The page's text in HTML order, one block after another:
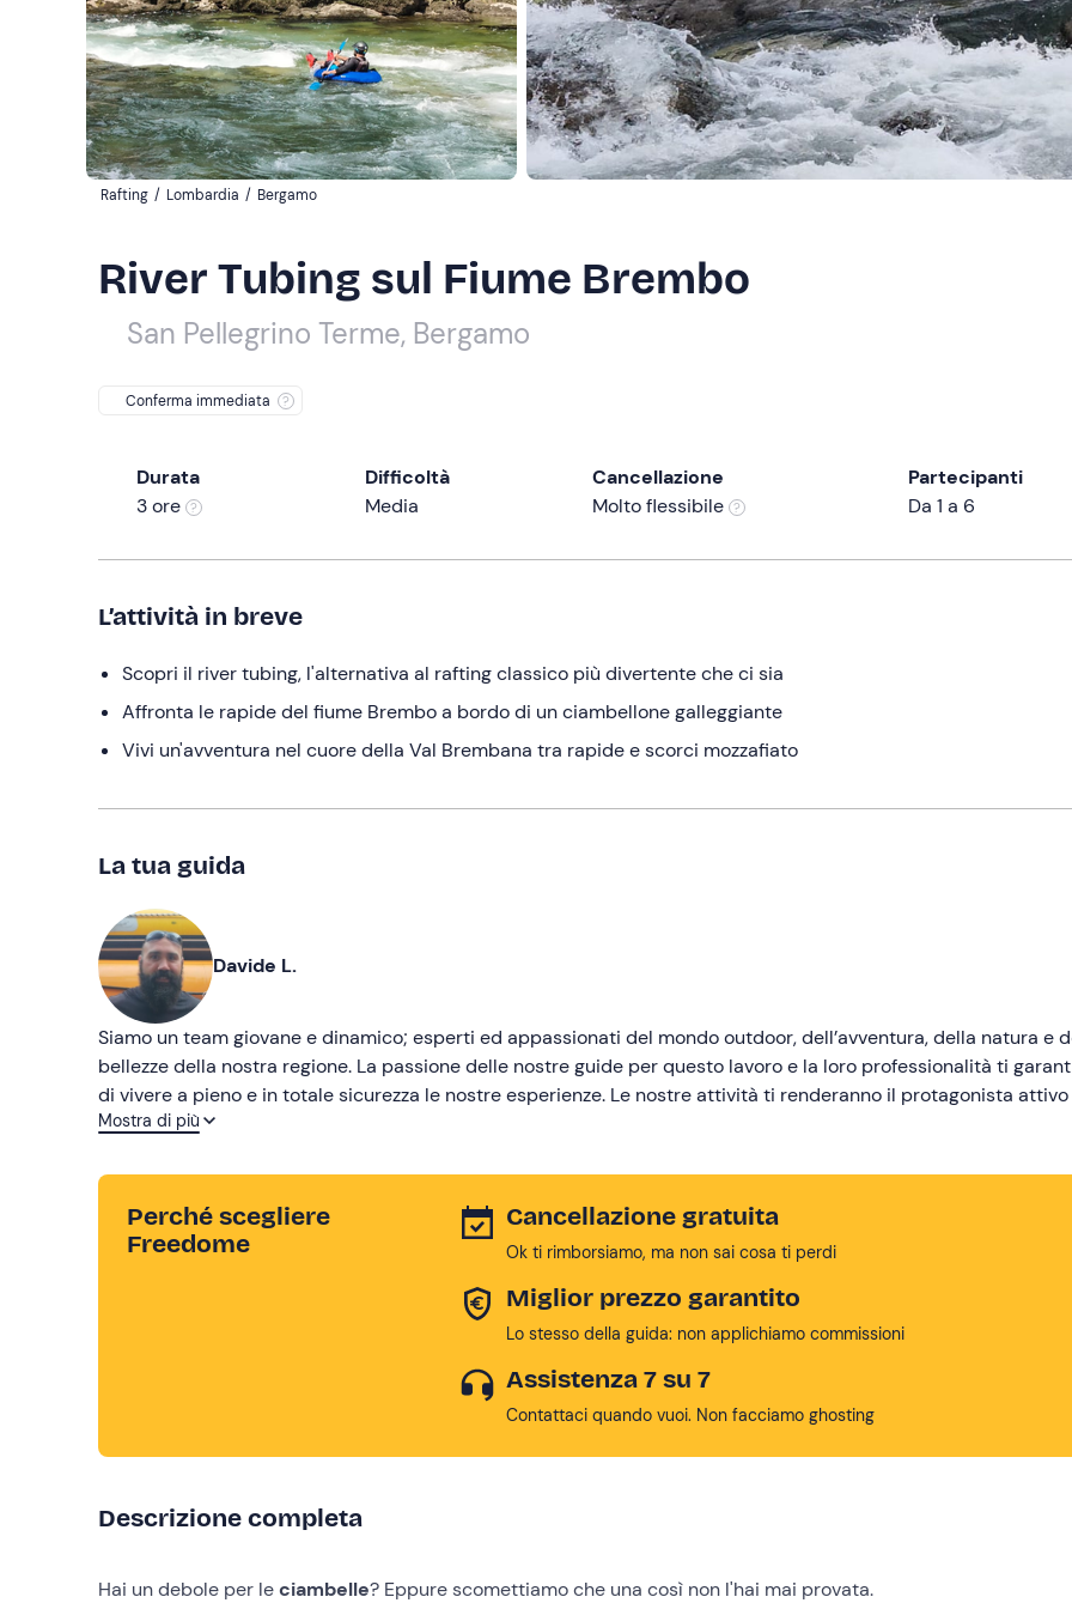
Rafting / Lombardia / Bergamo
River Tubing sul Fiume Brembo
San Pellegrino Terme, Bergamo
Conferma immediata
Durata
3 ore
Difficoltà
Media
Cancellazione
Molto flessibile
Partecipanti
Da 1 a 6
L’attività in breve
Scopri il river tubing, l'alternativa al rafting classico più divertente che ci sia
Affronta le rapide del fiume Brembo a bordo di un ciambellone galleggiante
Vivi un'avventura nel cuore della Val Brembana tra rapide e scorci mozzafiato
La tua guida
Davide L.
Siamo un team giovane e dinamico; esperti ed appassionati del mondo outdoor, dell’avventura, della natura e
bellezze della nostra regione. La passione delle nostre guide per questo lavoro e la loro professionalità ti
di vivere a pieno e in totale sicurezza le nostre esperienze. Le nostre attività ti renderanno il protagonista
consentiranno di vivere esperienze nella natura!
Mostra di più
Perché scegliere
Freedome
Cancellazione gratuita
Ok ti rimborsiamo, ma non sai cosa ti perdi
Miglior prezzo garantito
Lo stesso della guida: non applichiamo commissioni
Assistenza 7 su 7
Contattaci quando vuoi. Non facciamo ghosting
Descrizione completa
Hai un debole per leciambelle? Eppure scomettiamo che una così non l'hai mai provata.